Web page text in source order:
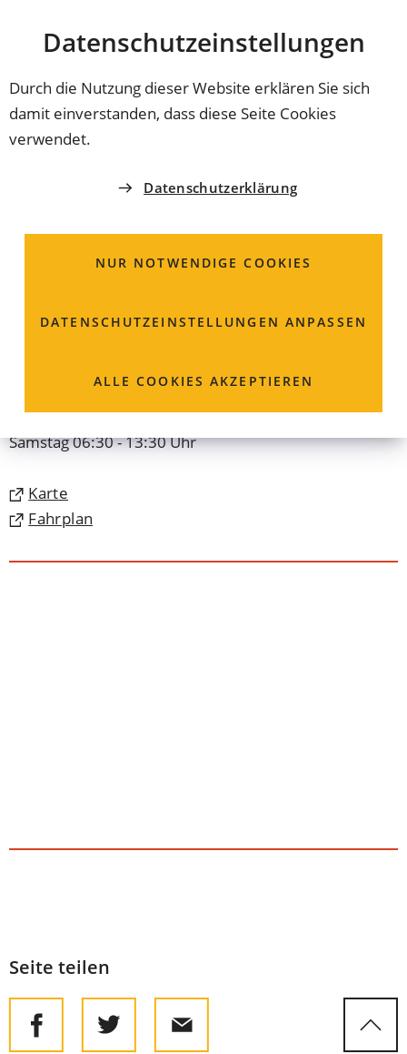
Datenschutz­einstellungen
Durch die Nutzung dieser Website erklären Sie sich
damit einverstanden, dass diese Seite Cookies
verwendet.
Datenschutzerklärung
NUR NOTWENDIGE COOKIES
DATENSCHUTZ­EINSTELLUNGEN ANPASSEN
ALLE COOKIES AKZEPTIEREN
INHALT ANSPRINGEN
Coburg
INNENSTADT ERLEBEN
Nägleinsgasse 3
96450 Coburg
09561 94214
Öffnungszeiten
Montag - Freitag 06:30 - 18:00 Uhr
Samstag 06:30 - 13:30 Uhr
Karte
(Öffnet
in
neuen
Fahrplan
(Öffnet
einem
Seite teilen